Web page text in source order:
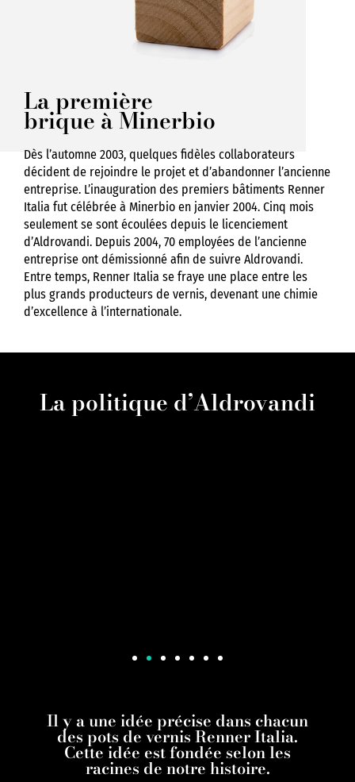
La première
brique à Minerbio
Dès l’automne 2003, quelques fidèles collaborateurs
décident de rejoindre le projet et d’abandonner l’ancienne
entreprise. L’inauguration des premiers bâtiments Renner
Italia fut célébrée à Minerbio en janvier 2004. Cinq mois
seulement se sont écoulées depuis le licenciement
d’Aldrovandi. Depuis 2004, 70 employées de l’ancienne
entreprise ont démissionné afin de suivre Aldrovandi.
Entre temps, Renner Italia se fraye une place entre les
plus grands producteurs de vernis, devenant une chimie
d’excellence à l’internationale.
La politique d’Aldrovandi
2009
Dès la création, Renner Italia a institué le 14ième
mois (non prévu dans la CNL).
Il y a une idée précise dans chacun
des pots de vernis Renner Italia.
Cette idée est fondée selon les
racines de notre histoire.